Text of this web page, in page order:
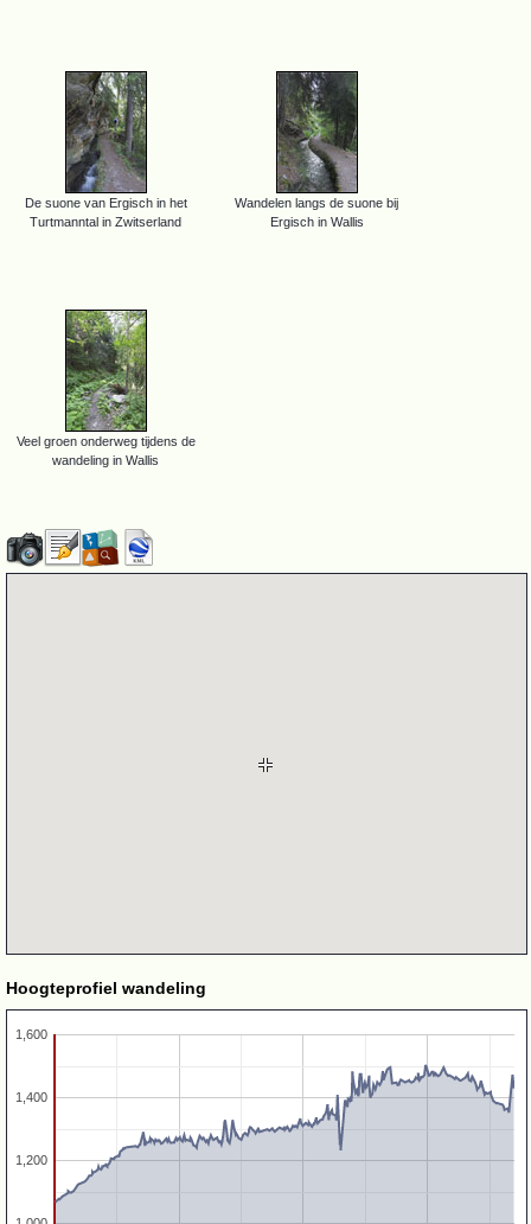
De suone van Ergisch in het
Turtmanntal in Zwitserland
Wandelen langs de suone bij
Ergisch in Wallis
Veel groen onderweg tijdens de
wandeling in Wallis
Hoogteprofiel wandeling
1,200
1,400
1,600